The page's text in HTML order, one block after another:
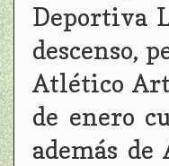
Deportiva
descenso,
Atlético
de enero
además